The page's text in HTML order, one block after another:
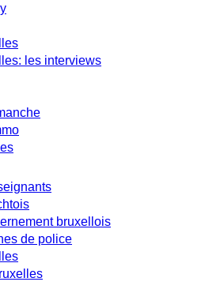
les interviews
bruxellois
de police